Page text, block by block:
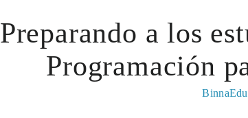
Preparando a los
Programación